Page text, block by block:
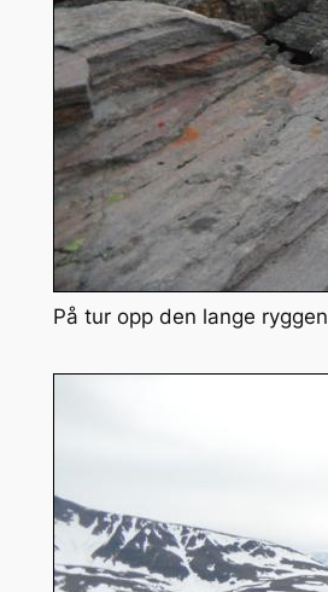
På tur opp den lange ryggen